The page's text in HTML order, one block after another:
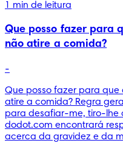
1 min de leitura
Que posso fazer para
não atire a comida?
-
Que posso fazer para que
atire a comida? Regra
para desafiar-me, tiro-lhe
dodot.com encontrará
acerca da gravidez e da